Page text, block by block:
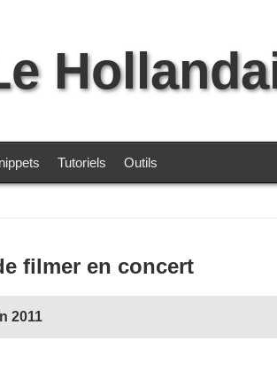
Tutoriels Outils
filmer en concert
2011